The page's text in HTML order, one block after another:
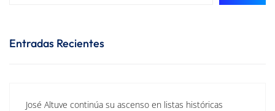
Entradas Recientes
José Altuve continúa su ascenso en listas históricas